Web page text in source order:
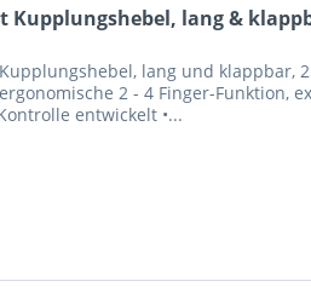
Kupplungshebel, lang &
lang und klappbar,
2 - 4 Finger-Funktion,
entwickelt •...